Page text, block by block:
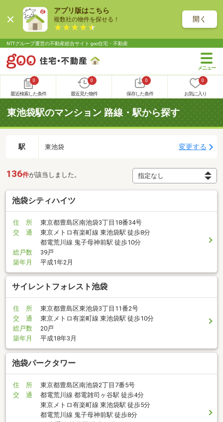
アプリ版はこちら
複数社の物件を探せる！ 開く
NTTグループ運営の不動産総合サイト goo住宅・不動産
0
最近検索した条件
0
最近見た物件
0
保存した条件
0
お気に入り
東池袋駅のマンション 路線・駅から探す
駅 東池袋 変更する
136件が該当しました。
池袋シティハイツ
住 所
東京都豊島区南池袋3丁目18番34号
交 通
東京メトロ有楽町線 東池袋駅 徒歩8分
都電荒川線 鬼子母神前駅 徒歩10分
総戸数
39戸
築年月
平成1年2月
サイレントフォレスト池袋
住 所
東京都豊島区東池袋3丁目11番2号
交 通
東京メトロ有楽町線 東池袋駅 徒歩10分
総戸数
20戸
築年月
平成18年3月
池袋パークタワー
住 所
東京都豊島区南池袋2丁目7番5号
交 通
都電荒川線 都電雑司ヶ谷駅 徒歩4分
東京メトロ有楽町線 東池袋駅 徒歩5分
都電荒川線 鬼子母神前駅 徒歩8分